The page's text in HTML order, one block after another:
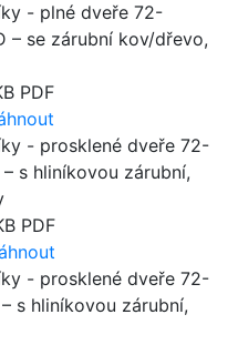
- plné dveře 72-
– se zárubní kov/dřevo,
PDF
- prosklené dveře 72-
s hliníkovou zárubní,
PDF
- prosklené dveře 72-
s hliníkovou zárubní,